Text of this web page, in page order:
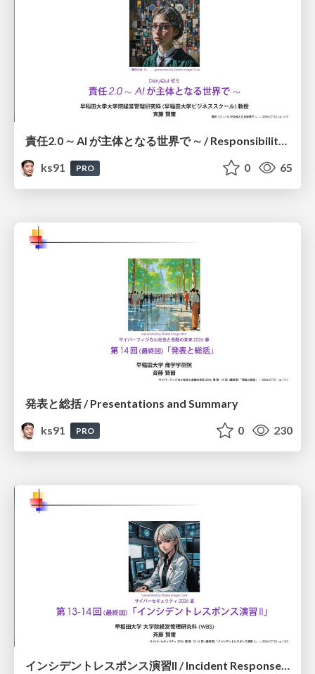
責任2.0 ∼ AI が主体となる世界で ∼ / Responsibility 2.0: In a World Where AI Takes Responsibilities
ks91
PRO 0 65
発表と総括 / Presentations and Summary
ks91
PRO 0 230
インシデントレスポンス演習II / Incident Response Exercise II